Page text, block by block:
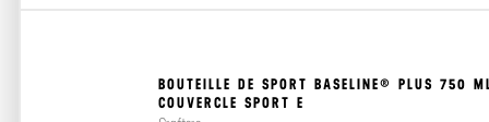
BOUTEILLE DE SPORT BASELINE® PLUS 750
COUVERCLE SPORT E